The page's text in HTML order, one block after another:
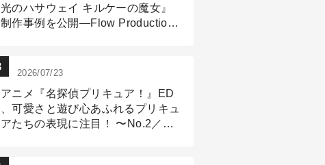
光のハサウェイ キルケーの魔女』
制作事例を公開―Flow Production
2026/07/23
アニメ『名探偵プリキュア！』ED
、可愛さと遊び心あふれるプリキュ
アたちの表現に注目！ 〜No.2／モ